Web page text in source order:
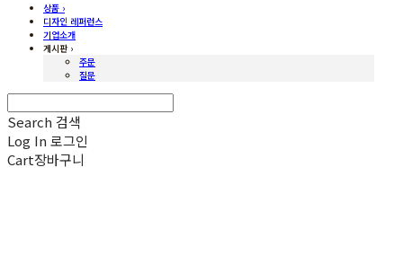
상품 ›
디자인 레퍼런스
기업소개
게시판 ›
주문
질문
Search 검색
Log In 로그인
Cart장바구니